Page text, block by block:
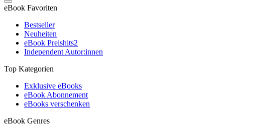
eBook Favoriten
Bestseller
Neuheiten
eBook Preishits2
Independent Autor:innen
Top Kategorien
Exklusive eBooks
eBook Abonnement
eBooks verschenken
eBook Genres